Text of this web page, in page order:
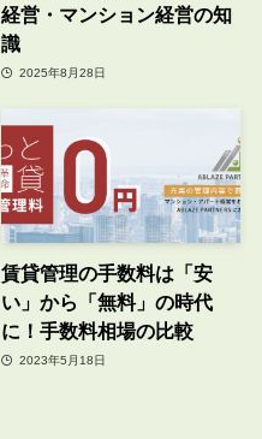
経営・マンション経営の知
識
2025年8月28日
賃貸管理の手数料は「安
い」から「無料」の時代
に！手数料相場の比較
2023年5月18日